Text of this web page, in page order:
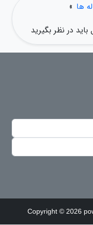
ها »
در نظر بگیرید
Copyright © 2026